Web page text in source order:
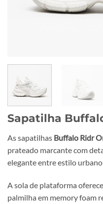
Sapatilha
As sapatilhas Buffalo Ridr
prateado marcante com
elegante entre estilo
A sola de plataforma
palmilha em memory foam